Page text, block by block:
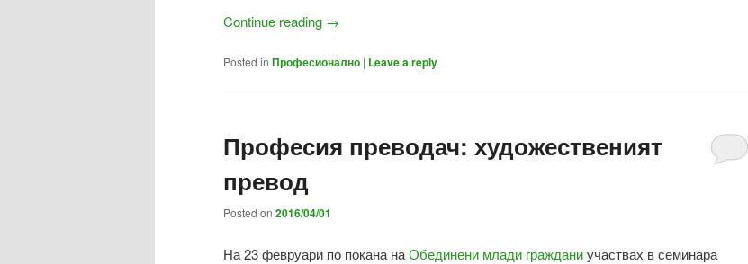
Continue reading →
Posted in Професионално | Leave a reply
Професия преводач: художественият
превод
Posted on 2016/04/01
На 23 февруари по покана наОбединени млади гражданиучаствах в семинара